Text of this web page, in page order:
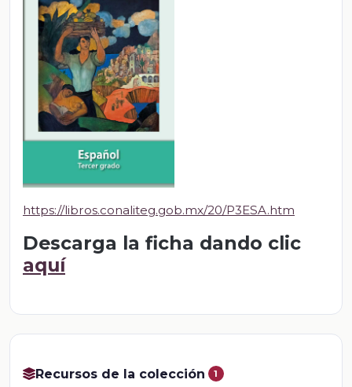
https://libros.conaliteg.gob.mx/20/P3ESA.htm
Descarga la ficha dando clic
aquí
Recursos de la colección 1